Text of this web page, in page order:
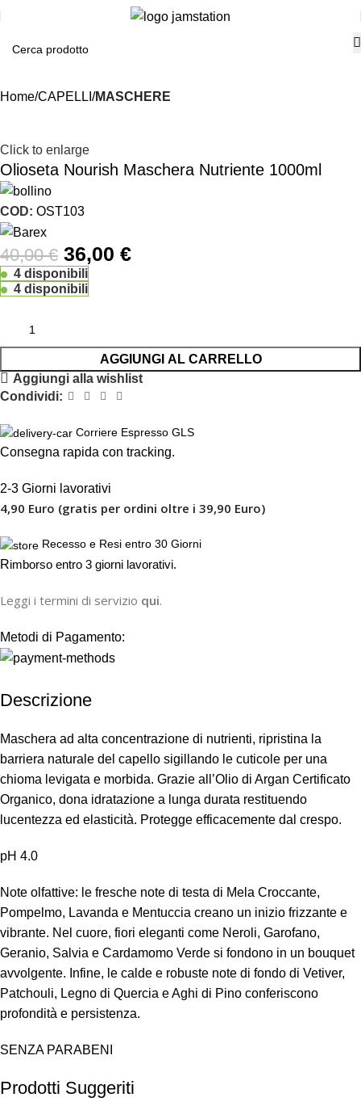
Home CAPELLI MASCHERE
Click to enlarge
Olioseta Nourish Maschera Nutriente 1000ml
COD: OST103
40,00€ 36,00 €
4 disponibili
4 disponibili
AGGIUNGI AL CARRELLO
Aggiungi alla wishlist
Condividi:
Corriere Espresso GLS
Consegna rapida con tracking.
2-3 Giorni lavorativi
4,90 Euro (gratis per ordini oltre i 39,90 Euro)
Recesso e Resi entro 30 Giorni
Rimborso entro 3 giorni lavorativi.
Leggi i termini di servizio qui.
Metodi di Pagamento:
Descrizione
Maschera ad alta concentrazione di nutrienti, ripristina la
barriera naturale del capello sigillando le cuticole per una
chioma levigata e morbida. Grazie all’Olio di Argan Certificato
Organico, dona idratazione a lunga durata restituendo
lucentezza ed elasticità. Protegge efficacemente dal crespo.
pH 4.0
Note olfattive: le fresche note di testa di Mela Croccante,
Pompelmo, Lavanda e Mentuccia creano un inizio frizzante e
vibrante. Nel cuore, fiori eleganti come Neroli, Garofano,
Geranio, Salvia e Cardamomo Verde si fondono in un bouquet
avvolgente. Infine, le calde e robuste note di fondo di Vetiver,
Patchouli, Legno di Quercia e Aghi di Pino conferiscono
profondità e persistenza.
SENZA PARABENI
Prodotti Suggeriti